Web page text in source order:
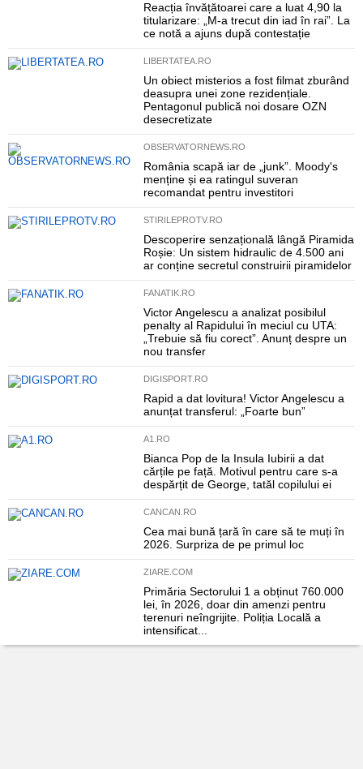
Reacția învățătoarei care a luat 4,90 la
titularizare: „M-a trecut din iad în rai”. La
ce notă a ajuns după contestație
LIBERTATEA.RO
Un obiect misterios a fost filmat zburând
deasupra unei zone rezidențiale.
Pentagonul publică noi dosare OZN
desecretizate
OBSERVATORNEWS.RO
România scapă iar de „junk”. Moody's
menține și ea ratingul suveran
recomandat pentru investitori
STIRILEPROTV.RO
Descoperire senzațională lângă Piramida
Roșie: Un sistem hidraulic de 4.500 ani
ar conține secretul construirii piramidelor
FANATIK.RO
Victor Angelescu a analizat posibilul
penalty al Rapidului în meciul cu UTA:
„Trebuie să fiu corect”. Anunț despre un
nou transfer
DIGISPORT.RO
Rapid a dat lovitura! Victor Angelescu a
anunțat transferul: „Foarte bun”
A1.RO
Bianca Pop de la Insula Iubirii a dat
cărțile pe față. Motivul pentru care s-a
despărțit de George, tatăl copilului ei
CANCAN.RO
Cea mai bună țară în care să te muți în
2026. Surpriza de pe primul loc
ZIARE.COM
Primăria Sectorului 1 a obținut 760.000
lei, în 2026, doar din amenzi pentru
terenuri neîngrijite. Poliția Locală a
intensificat...